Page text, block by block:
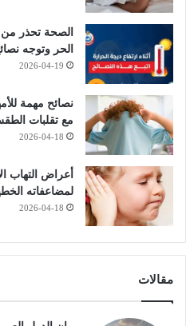
الصحة تحذر
الحر وتوجه
2026-04-19
نصائح مهمة
مع تقلبات
2026-04-18
أعراض التهاب
لمضاعفاته
2026-04-18
مقالات